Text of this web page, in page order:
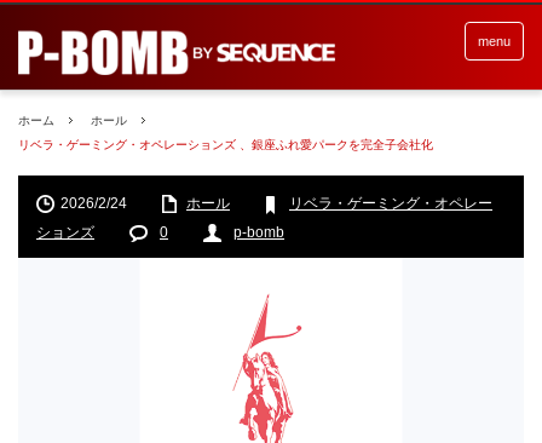
menu
ホーム
ホール
リベラ・ゲーミング・オペレーションズ 、銀座ふれ愛パークを完全子会社化
2026/2/24 ホール
リベラ・ゲーミング・オペレー
ションズ
0 p-bomb